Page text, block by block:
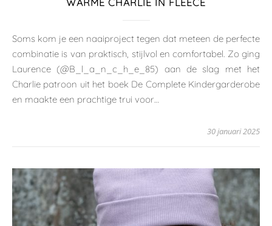
Soms kom je een naaiproject tegen dat meteen de perfecte
combinatie is van praktisch, stijlvol en comfortabel. Zo ging
Laurence (@B_l_a_n_c_h_e_85) aan de slag met het
Charlie patroon uit het boek De Complete Kindergarderobe
en maakte een prachtige trui voor…
30 januari 2025